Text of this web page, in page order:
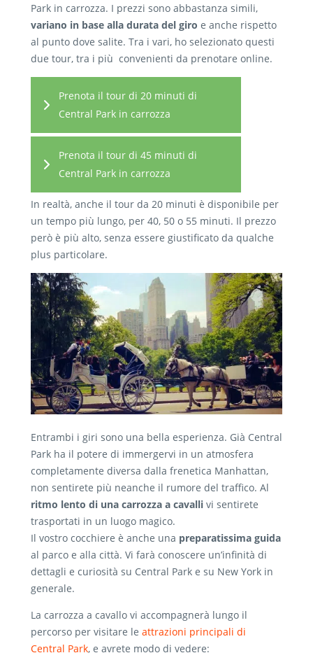
Park in carrozza. I prezzi sono abbastanza simili,
variano in base alla durata del giro e anche rispetto
al punto dove salite. Tra i vari, ho selezionato questi
due tour, tra i più convenienti da prenotare online.
Prenota il tour di 20 minuti di
Central Park in carrozza
Prenota il tour di 45 minuti di
Central Park in carrozza
In realtà, anche il tour da 20 minuti è disponibile per
un tempo più lungo, per 40, 50 o 55 minuti. Il prezzo
però è più alto, senza essere giustificato da qualche
plus particolare.
Entrambi i giri sono una bella esperienza. Già Central
Park ha il potere di immergervi in un atmosfera
completamente diversa dalla frenetica Manhattan,
non sentirete più neanche il rumore del traffico. Al
ritmo lento di una carrozza a cavalli vi sentirete
trasportati in un luogo magico.
Il vostro cocchiere è anche una preparatissima guida
al parco e alla città. Vi farà conoscere un’infinità di
dettagli e curiosità su Central Park e su New York in
generale.
La carrozza a cavallo vi accompagnerà lungo il
percorso per visitare le attrazioni principali di
Central Park, e avrete modo di vedere: